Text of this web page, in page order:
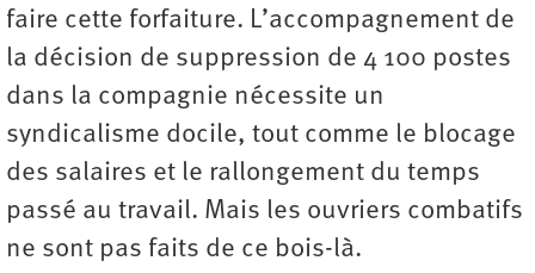
faire cette forfaiture. L’accompagnement de
la décision de suppression de 4 100 postes
dans la compagnie nécessite un
syndicalisme docile, tout comme le blocage
des salaires et le rallongement du temps
passé au travail. Mais les ouvriers combatifs
ne sont pas faits de ce bois-là.